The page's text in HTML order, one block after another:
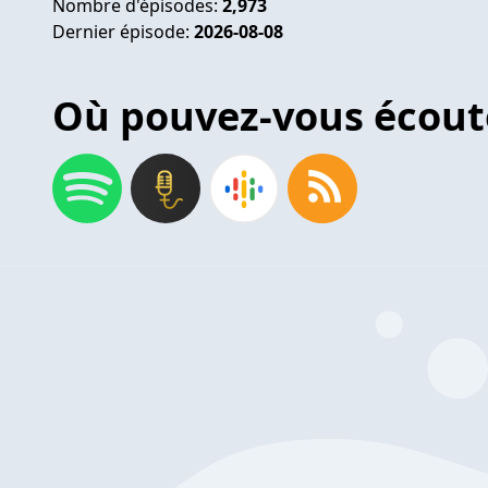
Nombre d'épisodes: 2,973
Dernier épisode: 2026-08-08
Où pouvez-vous